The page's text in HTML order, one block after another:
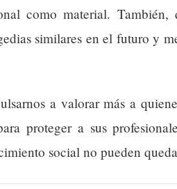
como material. También,
similares en el futuro y
a valorar más a
proteger a sus
social no pueden